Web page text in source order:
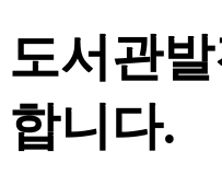
도서관
합니다.